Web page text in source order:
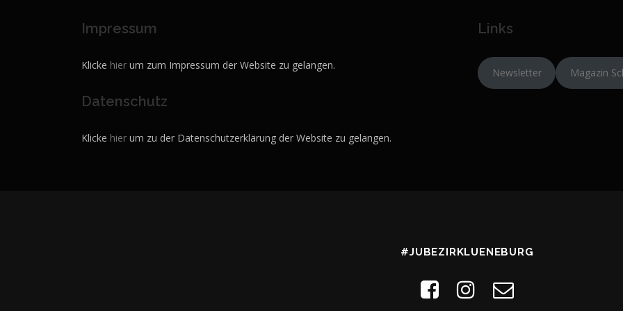
g
s
n
v
Impressum
Klicke hier um zum Impressum der Website zu gelangen.
Datenschutz
Klicke hier um zu der Datenschutzerklärung der Website zu gelangen.
Links
Newsletter Magazin
#JUBEZIRKLUENEBURG